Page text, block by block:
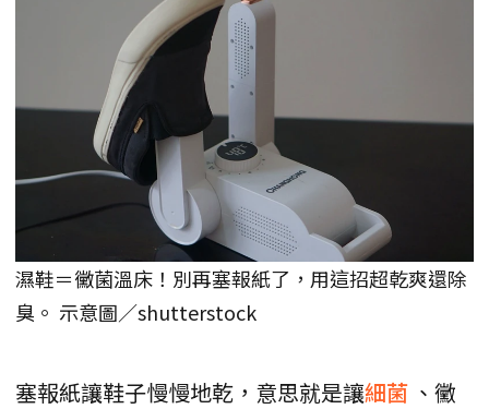
濕鞋＝黴菌溫床！別再塞報紙了，用這招超乾爽還除
臭。 示意圖／shutterstock
塞報紙讓鞋子慢慢地乾，意思就是讓細菌 、黴